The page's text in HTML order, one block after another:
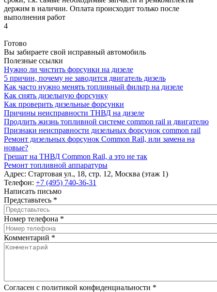
держим в наличии. Оплата происходит только после
выполнения работ
4
Готово
Вы забираете свой исправный автомобиль
Полезные ссылки
Нужно ли чистить форсунки на дизеле
5 причин, почему не заводится двигатель дизель
Как часто нужно менять топливный фильтр на дизеле
Как снять дизельную форсунку
Как проверить дизельные форсунки
Причины неисправности ТНВД на дизеле
Продлить жизнь топливной системе common rail и двигателю
Признаки неисправности дизельных форсунок common rail
Ремонт дизельных форсунок Common Rail, или замена на
новые?
Грешат на ТНВД Common Rail, а это не так
Ремонт топливной аппаратуры
Адрес: Стартовая ул., 18, стр. 12, Москва (этаж 1)
Телефон: +7 (495) 740-36-31
Написать письмо
Представьтесь *
Номер телефона *
Комментарий *
Согласен с политикой конфиденциальности *